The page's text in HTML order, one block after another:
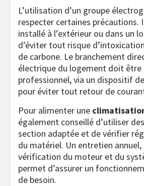
L’utilisation d’un groupe
respecter certaines précautions.
installé à l’extérieur ou dans un
d’éviter tout risque
de carbone. Le branchement
électrique du logement doit être
professionnel, via un dispositif
pour éviter tout retour de
Pour alimenter une
également conseillé d’utiliser
section adaptée et de vérifier
du matériel. Un entretien annuel,
vérification du moteur et du
permet d’assurer un
de besoin.